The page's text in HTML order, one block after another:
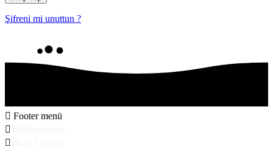
Şifreni mi unuttun ?
Footer menü